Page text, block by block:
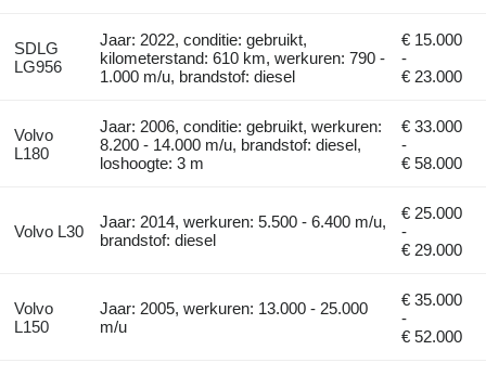
SDLG
LG956
Jaar: 2022, conditie: gebruikt,
kilometerstand: 610 km, werkuren: 790 -
1.000 m/u, brandstof: diesel
€ 15.000
-
€ 23.000
Volvo
L180
Jaar: 2006, conditie: gebruikt, werkuren:
8.200 - 14.000 m/u, brandstof: diesel,
loshoogte: 3 m
€ 33.000
-
€ 58.000
Volvo L30
Jaar: 2014, werkuren: 5.500 - 6.400 m/u,
brandstof: diesel
€ 25.000
-
€ 29.000
Volvo
L150
Jaar: 2005, werkuren: 13.000 - 25.000
m/u
€ 35.000
-
€ 52.000